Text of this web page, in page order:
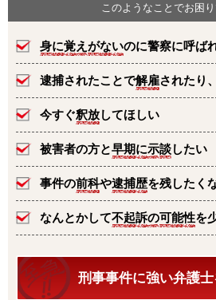
このようなことでお困
身に覚えがないのに警察に呼ば
逮捕されたことで解雇されたり、
今すぐ釈放してほしい
被害者の方と早期に示談したい
事件の前科や逮捕歴を残したく
なんとかして不起訴の可能性を
刑事事件に強い弁護